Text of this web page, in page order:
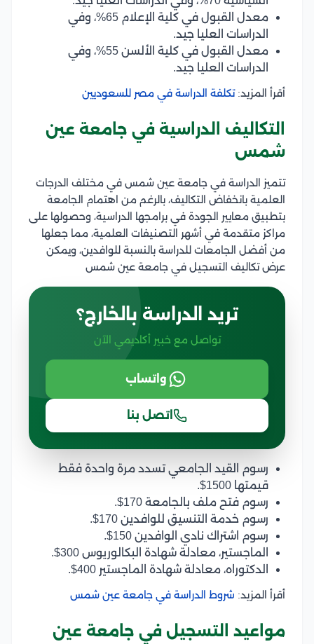
معدل القبول في كلية الإعلام 65%، وفي
الدراسات العليا جيد.
معدل القبول في كلية الألسن 55%، وفي
الدراسات العليا جيد.
أقرأ المزيد:تكلفة الدراسة في مصر للسعوديين
التكاليف الدراسية في جامعة عين
شمس
تتميز الدراسة في جامعة عين شمس في مختلف الدرجات
العلمية بانخفاض التكاليف، بالرغم من اهتمام الجامعة
بتطبيق معايير الجودة في برامجها الدراسية، وحصولها على
مراكز متقدمة في أشهر التصنيفات العلمية، مما جعلها
من أفضل الجامعات للدراسة بالنسبة للوافدين، ويمكن
عرض تكاليف التسجيل في جامعة عين شمس
تريد الدراسة بالخارج؟
تواصل مع خبير أكاديمي الآن
واتساب
اتصل بنا
رسوم القيد الجامعي تسدد مرة واحدة فقط
قيمتها 1500$.
رسوم فتح ملف بالجامعة 170$.
رسوم خدمة التنسيق للوافدين 170$.
رسوم اشتراك نادي الوافدين 150$.
الماجستير، معادلة شهادة البكالوريوس 300$.
الدكتوراه، معادلة شهادة الماجستير 400$.
أقرأ المزيد: شروط الدراسة في جامعة عين شمس
مواعيد التسجيل في جامعة عين